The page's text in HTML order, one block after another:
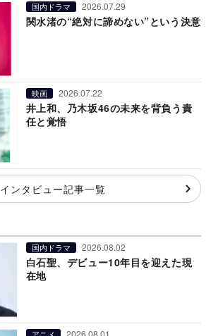
国内ドラマ 2026.07.29
関水渚の“絶対に諦めない”という決意
映画 2026.07.22
井上和、乃木坂46の未来を背負う責
任と覚悟
インタビュー記事一覧
国内ドラマ 2026.08.02
白石聖、デビュー10年目を迎えた現
在地
アニメ